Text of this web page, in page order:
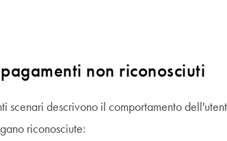
non riconosciuti
scenari descrivono il comportamento
riconosciute: